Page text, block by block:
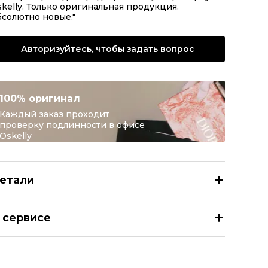
Только оригинальная продукция.
новые."
Авторизуйтесь, чтобы задать вопрос
100% оригинал
Каждый заказ проходит
проверку подлинности в офисе
Oskelly